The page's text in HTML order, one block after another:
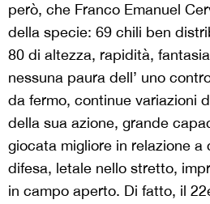
però, che Franco Emanuel
della specie: 69 chili ben
80 di altezza, rapidità,
nessuna paura dell’ uno
da fermo, continue variazioni
della sua azione, grande
giocata migliore in relazione a
difesa, letale nello stretto,
in campo aperto. Di fatto, il